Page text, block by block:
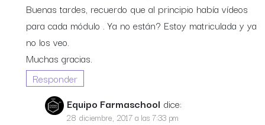
Buenas tardes, recuerdo que al principio había vídeos
para cada módulo . Ya no están? Estoy matriculada y ya
no los veo.
Muchas gracias.
Responder
Equipo Farmaschool dice:
28 diciembre, 2017 a las 7:33 pm